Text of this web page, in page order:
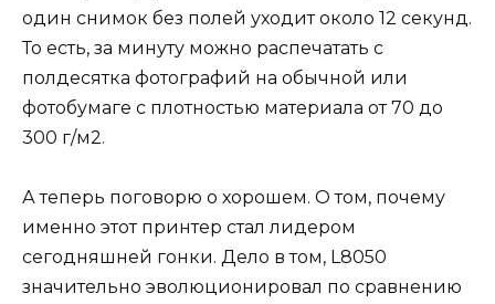
один снимок без полей уходит около 12 секунд.
То есть, за минуту можно распечатать с
полдесятка фотографий на обычной или
фотобумаге с плотностью материала от 70 до
300 г/м2.
А теперь поговорю о хорошем. О том, почему
именно этот принтер стал лидером
сегодняшней гонки. Дело в том, L8050
значительно эволюционировал по сравнению